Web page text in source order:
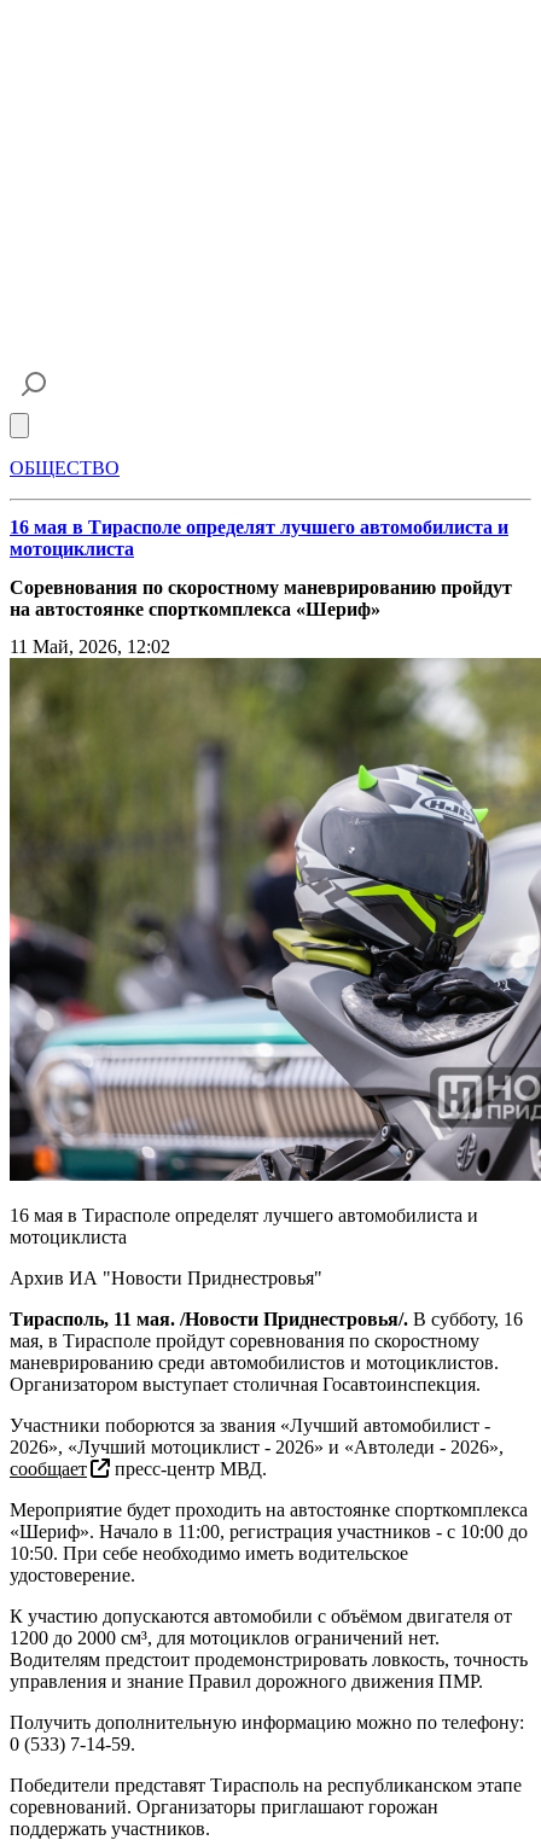
ОБЩЕСТВО
16 мая в Тирасполе определят лучшего автомобилиста и
мотоциклиста
Соревнования по скоростному маневрированию пройдут
на автостоянке спорткомплекса «Шериф»
11 Май, 2026, 12:02
16 мая в Тирасполе определят лучшего автомобилиста и
мотоциклиста
Архив ИА "Новости Приднестровья"
Тирасполь, 11 мая. /Новости Приднестровья/. В субботу, 16
мая, в Тирасполе пройдут соревнования по скоростному
маневрированию среди автомобилистов и мотоциклистов.
Организатором выступает столичная Госавтоинспекция.
Участники поборются за звания «Лучший автомобилист -
2026», «Лучший мотоциклист - 2026» и «Автоледи - 2026»,
сообщает
пресс-центр МВД.
Мероприятие будет проходить на автостоянке спорткомплекса
«Шериф». Начало в 11:00, регистрация участников - с 10:00 до
10:50. При себе необходимо иметь водительское
удостоверение.
К участию допускаются автомобили с объёмом двигателя от
1200 до 2000 см³, для мотоциклов ограничений нет.
Водителям предстоит продемонстрировать ловкость, точность
управления и знание Правил дорожного движения ПМР.
Получить дополнительную информацию можно по телефону:
0 (533) 7-14-59.
Победители представят Тирасполь на республиканском этапе
соревнований. Организаторы приглашают горожан
поддержать участников.